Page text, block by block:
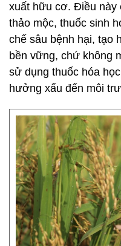
xuất hữu cơ. Điều này
thảo mộc, thuốc sinh
chế sâu bệnh hại, tạo
bền vững, chứ không
sử dụng thuốc hóa
hưởng xấu đến môi